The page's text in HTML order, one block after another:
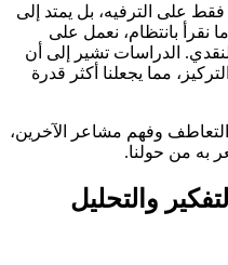
فقط على الترفيه، بل يمتد إلى
نقرأ بانتظام، نعمل على
الدراسات تشير إلى أن
مما يجعلنا أكثر قدرة
وفهم مشاعر الآخرين،
به من حولنا.
والتحليل